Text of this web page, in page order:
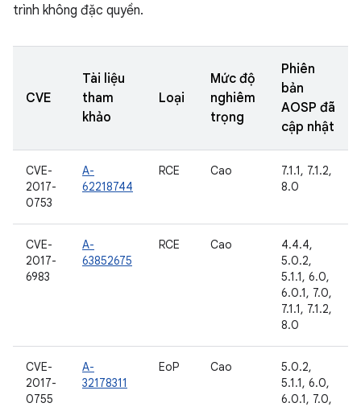
trình không đặc quyền.
CVE
Tài liệu
tham
khảo
Loại
Mức độ
nghiêm
trọng
Phiên
bản
AOSP đã
cập nhật
CVE-
2017-
0753
A-
62218744
RCE Cao
7.1.1, 7.1.2,
8.0
CVE-
2017-
6983
A-
63852675
RCE Cao
4.4.4,
5.0.2,
5.1.1, 6.0,
6.0.1, 7.0,
7.1.1, 7.1.2,
8.0
CVE-
2017-
0755
A-
32178311
EoP Cao
5.0.2,
5.1.1, 6.0,
6.0.1, 7.0,